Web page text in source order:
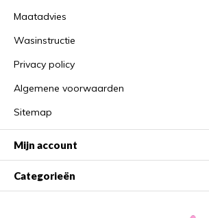
Maatadvies
Wasinstructie
Privacy policy
Algemene voorwaarden
Sitemap
Mijn account
Categorieën